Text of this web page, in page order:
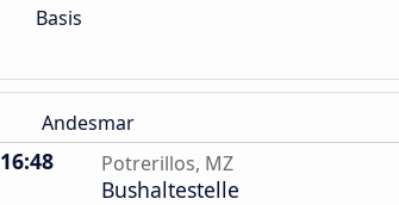
Basis
Andesmar
16:48 Potrerillos, MZ
Bushaltestelle